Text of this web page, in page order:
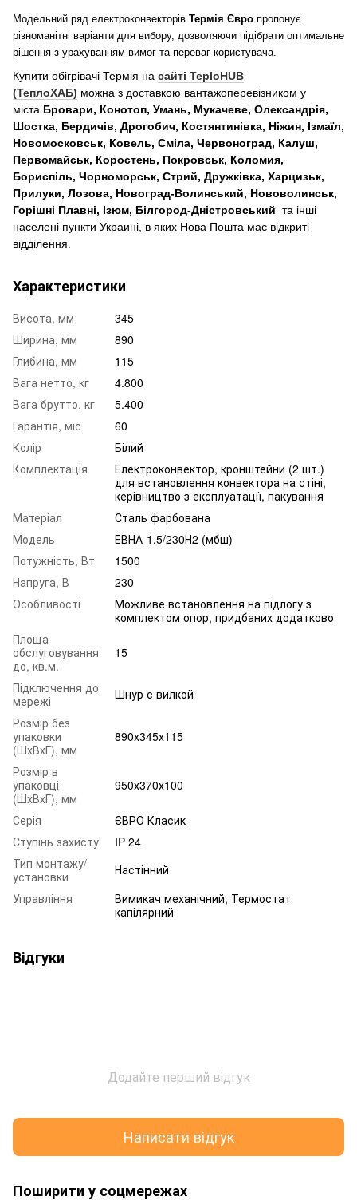
Модельний ряд електроконвекторів Термія Євро пропонує
різноманітні варіанти для вибору, дозволяючи підібрати оптимальне
рішення з урахуванням вимог та переваг користувача.
Купити обігрівачі Термія на сайті TeploHUB
(ТеплоХАБ) можна з доставкою вантажоперевізником у
міста Бровари, Конотоп, Умань, Мукачеве, Олександрія,
Шостка, Бердичів, Дрогобич, Костянтинівка, Ніжин, Ізмаїл,
Новомосковськ, Ковель, Сміла, Червоноград, Калуш,
Первомайськ, Коростень, Покровськ, Коломия,
Бориспіль, Чорноморськ, Стрий, Дружківка, Харцизьк,
Прилуки, Лозова, Новоград-Волинський, Нововолинськ,
Горішні Плавні, Ізюм, Білгород-Дністровський та інші
населені пункти Украині, в яких Нова Пошта має відкриті
відділення.
Характеристики
Висота, мм
345
Ширина, мм
890
Глибина, мм
115
Вага нетто, кг
4.800
Вага брутто, кг
5.400
Гарантія, міс
60
Колір
Білий
Комплектація
Електроконвектор, кронштейни (2 шт.)
для встановлення конвектора на стіні,
керівництво з експлуатації, пакування
Матеріал
Сталь фарбована
Модель
ЕВНА-1,5/230Н2 (мбш)
Потужність, Вт
1500
Напруга, В
230
Особливості
Можливе встановлення на підлогу з
комплектом опор, придбаних додатково
Площа
обслуговування
до, кв.м.
15
Підключення до
мережі
Шнур с вилкой
Розмір без
упаковки
(ШхВхГ), мм
890х345х115
Розмір в
упаковці
(ШхВхГ), мм
950х370х100
Серія
ЄВРО Класик
Ступінь захисту
IP 24
Тип монтажу/
установки
Настінний
Управління
Вимикач механічний, Термостат
капілярний
Відгуки
Додайте перший відгук
Написати відгук
Поширити у соцмережах